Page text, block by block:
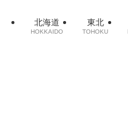
北海道
HOKKAIDO
東北
TOHOKU